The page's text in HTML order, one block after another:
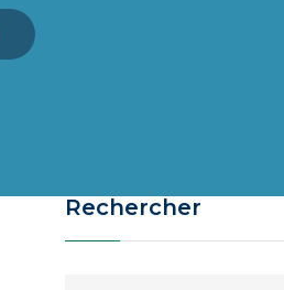
Rechercher